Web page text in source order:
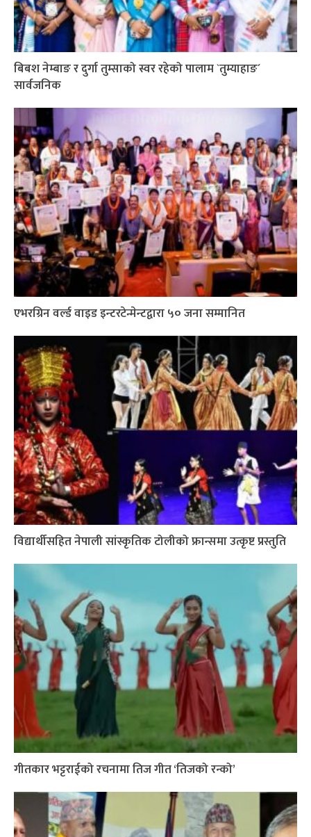
बिबश नेम्बाङ र दुर्गा तुम्साको स्वर रहेको पालाम `तुम्याहाङ´
सार्वजनिक
एभरग्रिन वर्ल्ड वाइड इन्टरटेन्मेन्टद्वारा ५० जना सम्मानित
विद्यार्थीसहित नेपाली सांस्कृतिक टोलीको फ्रान्समा उत्कृष्ट प्रस्तुति
गीतकार भट्टराईको रचनामा तिज गीत ‘तिजको रन्को’